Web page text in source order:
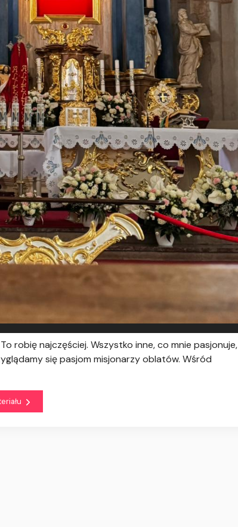
robię najczęściej. Wszystko inne, co mnie pasjonuje,
się pasjom misjonarzy oblatów. Wśród